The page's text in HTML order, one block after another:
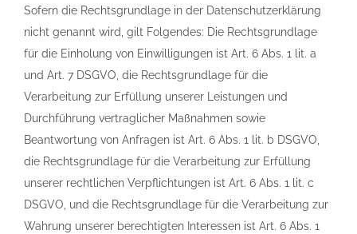
Sofern die Rechtsgrundlage in der Datenschutzerklärung
nicht genannt wird, gilt Folgendes: Die Rechtsgrundlage
für die Einholung von Einwilligungen ist Art. 6 Abs. 1 lit. a
und Art. 7 DSGVO, die Rechtsgrundlage für die
Verarbeitung zur Erfüllung unserer Leistungen und
Durchführung vertraglicher Maßnahmen sowie
Beantwortung von Anfragen ist Art. 6 Abs. 1 lit. b DSGVO,
die Rechtsgrundlage für die Verarbeitung zur Erfüllung
unserer rechtlichen Verpflichtungen ist Art. 6 Abs. 1 lit. c
DSGVO, und die Rechtsgrundlage für die Verarbeitung zur
Wahrung unserer berechtigten Interessen ist Art. 6 Abs. 1